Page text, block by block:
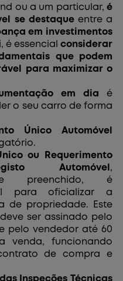
ou a um particular, é
se destaqueentre a
em investimentos
é essencial considerar
que podem
para maximizar o
em dia é
o seu carro de forma
Único Automóvel
ou Requerimento
Automóvel ,
preenchido, é
para oficializar a
de propriedade. Este
ser assinado pelo
pelo vendedor até 60
venda, funcionando
de compra e
Inspeções Técnicas